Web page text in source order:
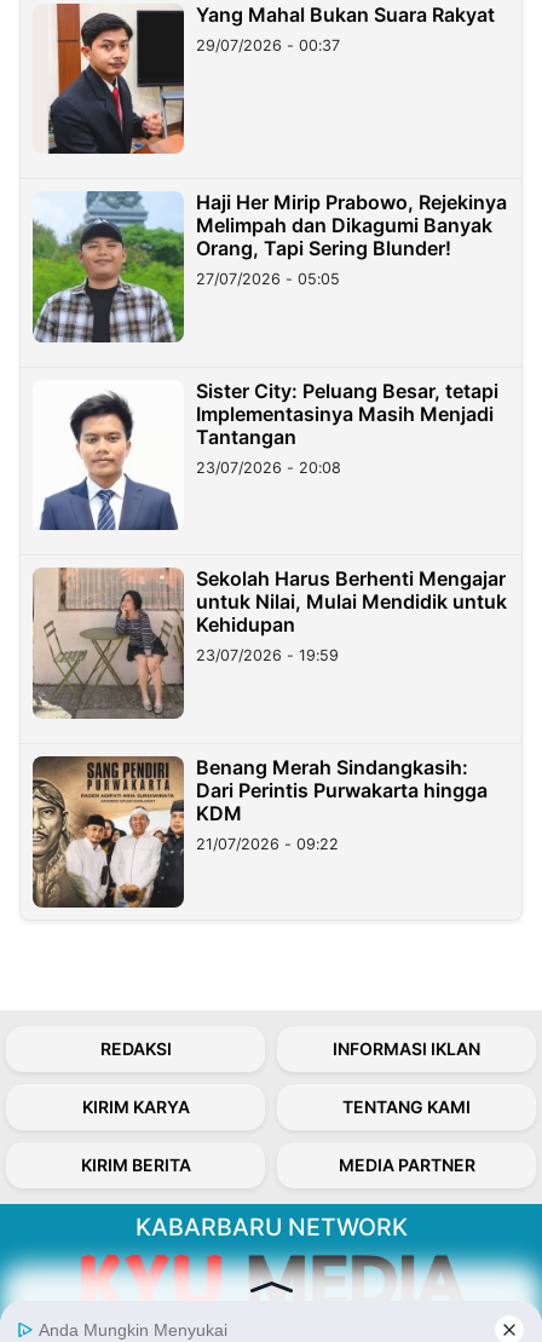
Yang Mahal Bukan Suara Rakyat
29/07/2026 - 00:37
Haji Her Mirip Prabowo, Rejekinya
Melimpah dan Dikagumi Banyak
Orang, Tapi Sering Blunder!
27/07/2026 - 05:05
Sister City: Peluang Besar, tetapi
Implementasinya Masih Menjadi
Tantangan
23/07/2026 - 20:08
Sekolah Harus Berhenti Mengajar
untuk Nilai, Mulai Mendidik untuk
Kehidupan
23/07/2026 - 19:59
Benang Merah Sindangkasih:
Dari Perintis Purwakarta hingga
KDM
21/07/2026 - 09:22
REDAKSI INFORMASI IKLAN
KIRIM KARYA TENTANG KAMI
KIRIM BERITA MEDIA PARTNER
KABARBARU NETWORK